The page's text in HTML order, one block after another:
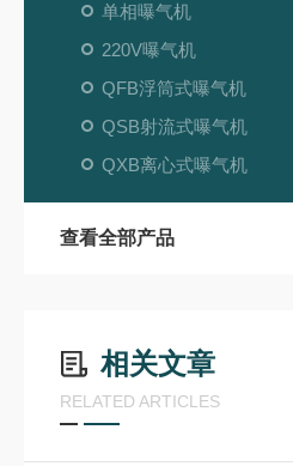
单相曝气机
220V曝气机
QFB浮筒式曝气机
QSB射流式曝气机
QXB离心式曝气机
查看全部产品
相关文章
RELATED ARTICLES